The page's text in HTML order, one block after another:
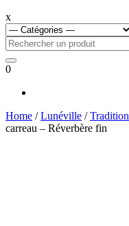
x
0
Home /Lunéville /Tradition
carreau – Réverbère fin